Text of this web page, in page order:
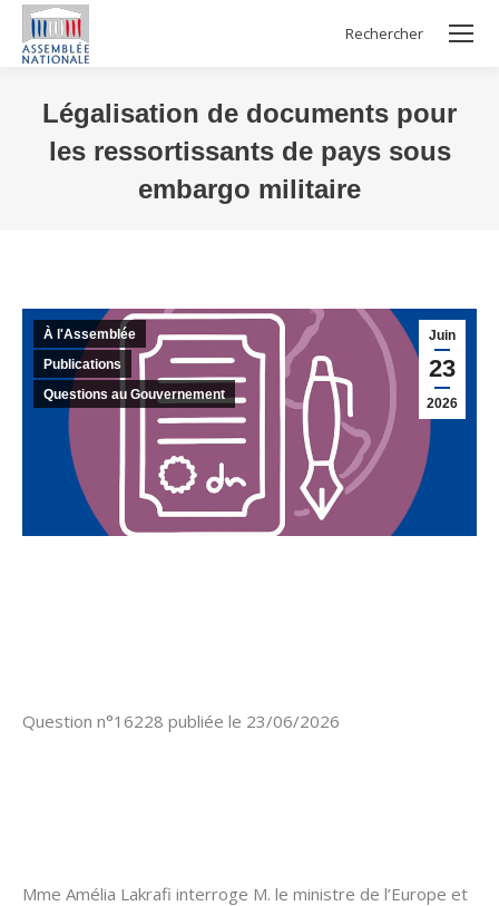
Search:
Rechercher
Légalisation de documents pour
les ressortissants de pays sous
embargo militaire
Juin
23
2026
À l'Assemblée
Publications
Questions au Gouvernement
Question n°16228 publiée le 23/06/2026
Mme Amélia Lakrafi interroge M. le ministre de l’Europe et